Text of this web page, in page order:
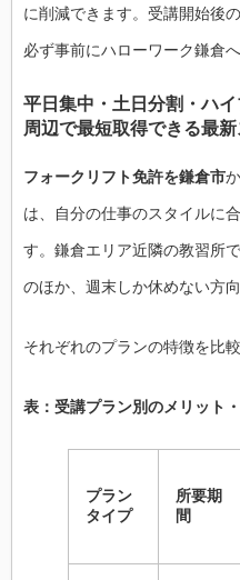
に削減できます。受講開始後
必ず事前にハローワーク鎌倉
平日集中・土日分割・ハ
周辺で最短取得できる最
フォークリフト免許を鎌倉市
は、自分の仕事のスタイルに
す。鎌倉エリア近隣の教習所
のほか、週末しか休めない方
それぞれのプランの特徴を比
表：受講プラン別のメリット
プラン
タイプ
所要期
間